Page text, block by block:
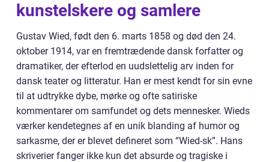
kunstelskere og samlere
Gustav Wied, født den 6. marts 1858 og død den 24.
oktober 1914, var en fremtrædende dansk forfatter og
dramatiker, der efterlod en uudslettelig arv inden for
dansk teater og litteratur. Han er mest kendt for sin evne
til at udtrykke dybe, mørke og ofte satiriske
kommentarer om samfundet og dets mennesker. Wieds
værker kendetegnes af en unik blanding af humor og
sarkasme, der er blevet defineret som “Wied-sk”. Hans
skriverier fanger ikke kun det absurde og tragiske i